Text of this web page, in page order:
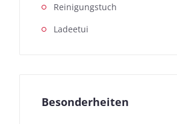
Reinigungstuch
Ladeetui
Besonderheiten